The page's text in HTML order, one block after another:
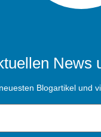
News
Blogartikel und